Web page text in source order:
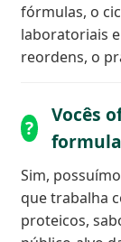
fórmulas, o
laboratoriais
reordens, o
Vocês
Sim,
que trabalha
proteicos,